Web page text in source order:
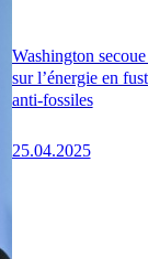
Washington
sur l’énergie en
anti-fossiles
25.04.2025